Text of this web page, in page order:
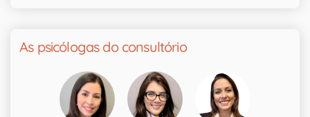
As psicólogas do consultório